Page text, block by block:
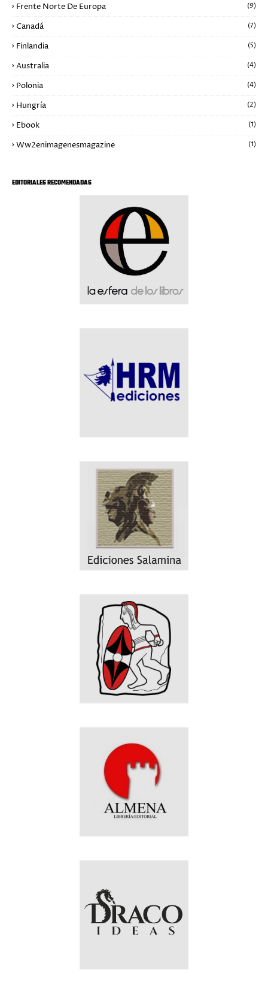
Frente Norte De Europa (9)
Canadá (7)
Finlandia (5)
Australia (4)
Polonia (4)
Hungría (2)
Ebook (1)
Ww2enimagenesmagazine (1)
EDITORIALES RECOMENDADAS